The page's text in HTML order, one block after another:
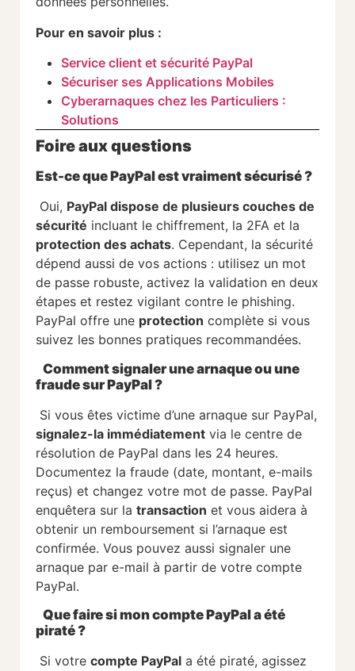
Pour en savoir plus :
Service client et sécurité PayPal
Sécuriser ses Applications Mobiles
Cyberarnaques chez les Particuliers :
Solutions
Foire aux questions
Est-ce que PayPal est vraiment sécurisé ?
Oui, PayPal dispose de plusieurs couches de
sécurité incluant le chiffrement, la 2FA et la
protection des achats. Cependant, la sécurité
dépend aussi de vos actions : utilisez un mot
de passe robuste, activez la validation en deux
étapes et restez vigilant contre le phishing.
PayPal offre une protection complète si vous
suivez les bonnes pratiques recommandées.
Comment signaler une arnaque ou une
fraude sur PayPal ?
Si vous êtes victime d’une arnaque sur PayPal,
signalez-la immédiatement via le centre de
résolution de PayPal dans les 24 heures.
Documentez la fraude (date, montant, e-mails
reçus) et changez votre mot de passe. PayPal
enquêtera sur la transaction et vous aidera à
obtenir un remboursement si l’arnaque est
confirmée. Vous pouvez aussi signaler une
arnaque par e-mail à partir de votre compte
PayPal.
Que faire si mon compte PayPal a été
piraté ?
Si votre compte PayPal a été piraté, agissez